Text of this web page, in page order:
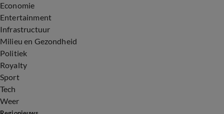
Economie
Entertainment
Infrastructuur
Milieu en Gezondheid
Politiek
Royalty
Sport
Tech
Weer